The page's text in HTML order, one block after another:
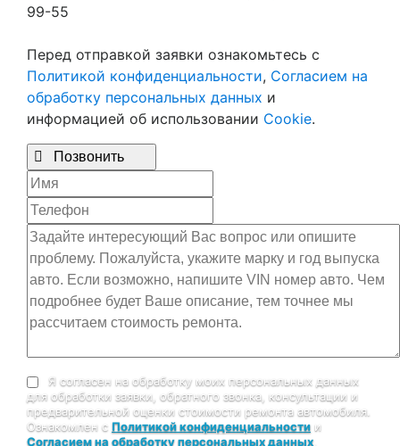
99-55
Перед отправкой заявки ознакомьтесь с
Политикой конфиденциальности, Согласием на
обработку персональных данных и
информацией об использовании Cookie.
 Позвонить
Я согласен на обработку моих персональных данных
для обработки заявки, обратного звонка, консультации и
предварительной оценки стоимости ремонта автомобиля.
Ознакомлен с Политикой конфиденциальности и
Согласием на обработку персональных данных